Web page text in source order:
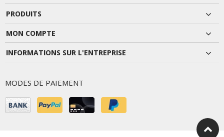
PRODUITS
MON COMPTE
INFORMATIONS SUR L'ENTREPRISE
MODES DE PAIEMENT